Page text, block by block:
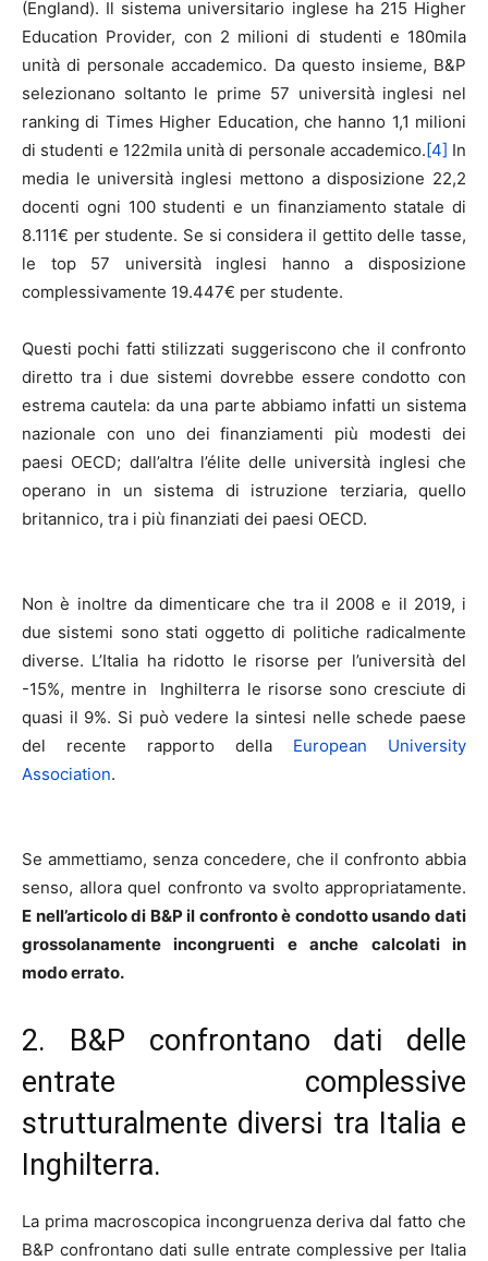
(England). Il sistema universitario inglese ha 215 Higher
Education Provider, con 2 milioni di studenti e 180mila
unità di personale accademico. Da questo insieme, B&P
selezionano soltanto le prime 57 università inglesi nel
ranking di Times Higher Education, che hanno 1,1 milioni
di studenti e 122mila unità di personale accademico.[4] In
media le università inglesi mettono a disposizione 22,2
docenti ogni 100 studenti e un finanziamento statale di
8.111€ per studente. Se si considera il gettito delle tasse,
le top 57 università inglesi hanno a disposizione
complessivamente 19.447€ per studente.
Questi pochi fatti stilizzati suggeriscono che il confronto
diretto tra i due sistemi dovrebbe essere condotto con
estrema cautela: da una parte abbiamo infatti un sistema
nazionale con uno dei finanziamenti più modesti dei
paesi OECD; dall’altra l’élite delle università inglesi che
operano in un sistema di istruzione terziaria, quello
britannico, tra i più finanziati dei paesi OECD.
Non è inoltre da dimenticare che tra il 2008 e il 2019, i
due sistemi sono stati oggetto di politiche radicalmente
diverse. L’Italia ha ridotto le risorse per l’università del
-15%, mentre in Inghilterra le risorse sono cresciute di
quasi il 9%. Si può vedere la sintesi nelle schede paese
del recente rapporto della European University
Association.
Se ammettiamo, senza concedere, che il confronto abbia
senso, allora quel confronto va svolto appropriatamente.
E nell’articolo di B&P il confronto è condotto usando dati
grossolanamente incongruenti e anche calcolati in
modo errato.
2. B&P confrontano dati delle
entrate complessive
strutturalmente diversi tra Italia e
Inghilterra.
La prima macroscopica incongruenza deriva dal fatto che
B&P confrontano dati sulle entrate complessive per Italia